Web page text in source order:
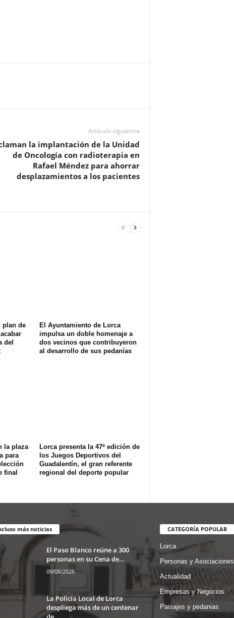
Artículo siguiente
la implantación de la Unidad
de Oncología con radioterapia en
Rafael Méndez para ahorrar
desplazamientos a los pacientes
plan de
del
El Ayuntamiento de Lorca
impulsa un doble homenaje a
dos vecinos que contribuyeron
al desarrollo de sus pedanías
la plaza
para
final
Lorca presenta la 47ª edición de
los Juegos Deportivos del
Guadalentín, el gran referente
regional del deporte popular
más noticias
El Paso Blanco reúne a 300
personas en su Cena de...
09/08/2026
La Policía Local de Lorca
despliega más de un centenar
CATEGORÍA POPULAR
Lorca
Personas y Asociaciones
Actualidad
Empresas y Negocios
Paisajes y pedanias